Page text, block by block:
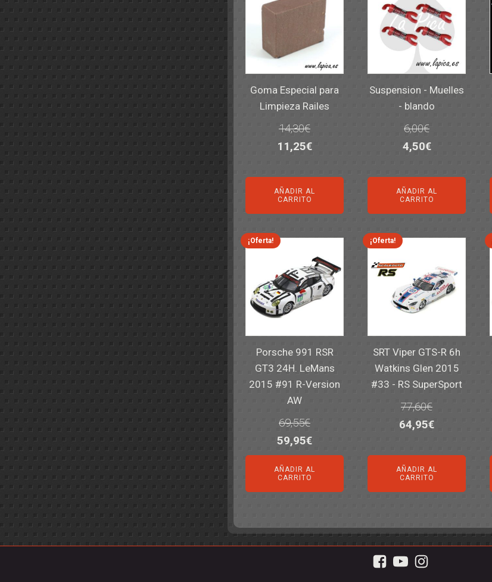
Goma Especial para
Limpieza Railes
14,30€
El
original
era:
14,30€.
11,25€El
actual
11,25€.
AÑADIR AL
CARRITO
Suspension - Muelles
- blando
6,00€
El
original
era:
6,00€.
4,50€El
actual
es:
4,50€.
AÑADIR AL
CARRITO
¡Oferta!
Porsche 991 RSR
GT3 24H. LeMans
2015 #91 R-Version
AW
69,55€
El
precio
original
era:
59,95€El
precio
actual
es:
AÑADIR AL
CARRITO
¡Oferta!
SRT Viper GTS-R 6h
Watkins Glen 2015
#33 - RS SuperSport
77,60€
El
original
era:
77,60€.
64,95€El
actual
64,95€.
AÑADIR AL
CARRITO